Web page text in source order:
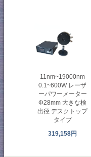
11nm~19000nm
0.1~600W レーザ
ーパワーメーター
Φ28mm 大きな検
出径 デスクトップ
タイプ
319,158円